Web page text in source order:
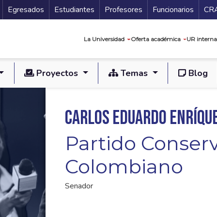
Secundario
Egresados Estudiantes Profesores Funcionarios
La Universidad Oferta académica UR
Proyectos Temas Blog
Carlos Eduardo
Partido
Colombiano
Senador